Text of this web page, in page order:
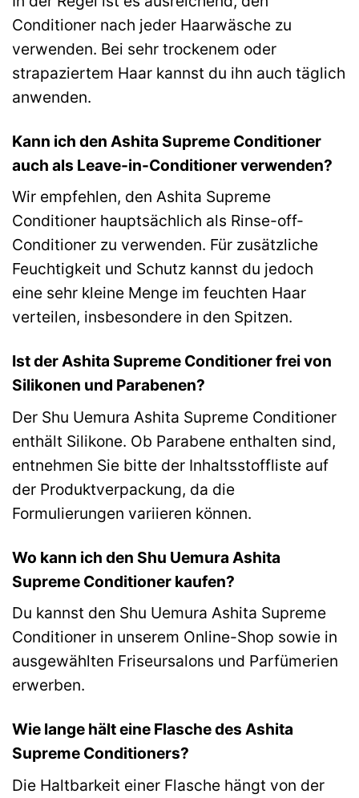
Conditioner nach jeder Haarwäsche zu
verwenden. Bei sehr trockenem oder
strapaziertem Haar kannst du ihn auch täglich
anwenden.
Kann ich den Ashita Supreme Conditioner
auch als Leave-in-Conditioner verwenden?
Wir empfehlen, den Ashita Supreme
Conditioner hauptsächlich als Rinse-off-
Conditioner zu verwenden. Für zusätzliche
Feuchtigkeit und Schutz kannst du jedoch
eine sehr kleine Menge im feuchten Haar
verteilen, insbesondere in den Spitzen.
Ist der Ashita Supreme Conditioner frei von
Silikonen und Parabenen?
Der Shu Uemura Ashita Supreme Conditioner
enthält Silikone. Ob Parabene enthalten sind,
entnehmen Sie bitte der Inhaltsstoffliste auf
der Produktverpackung, da die
Formulierungen variieren können.
Wo kann ich den Shu Uemura Ashita
Supreme Conditioner kaufen?
Du kannst den Shu Uemura Ashita Supreme
Conditioner in unserem Online-Shop sowie in
ausgewählten Friseursalons und Parfümerien
erwerben.
Wie lange hält eine Flasche des Ashita
Supreme Conditioners?
Die Haltbarkeit einer Flasche hängt von der